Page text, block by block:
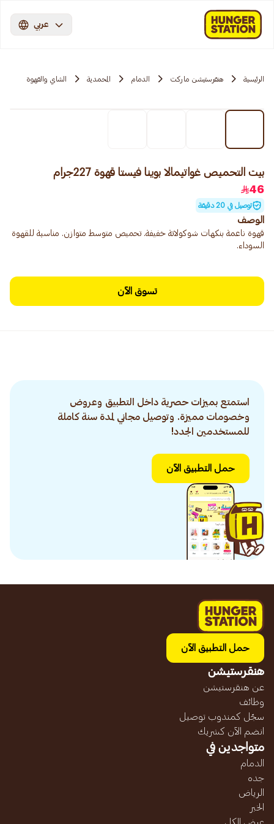
عربي
الرئيسية هنقرستيشن ماركت الدمام المحمدية الشاي والقهوة
بيت التحميص غواتيمالا بوينا فيستا قهوة 227جرام
46
توصيل في 20 دقيقة
الوصف
قهوة ناعمة بنكهات شوكولاتة خفيفة. تحميص متوسط متوازن. مناسبة للقهوة
السوداء.
تسوق الآن
استمتع بميزات حصرية داخل التطبيق وعروض
وخصومات مميزة. وتوصيل مجاني لمدة سنة كاملة
للمستخدمين الجدد!
حمل التطبيق الآن
حمل التطبيق الآن
هنقرستيشن
عن هنقرستيشن
وظائف
سجّل كمندوب توصيل
انضم الآن كشريك
متواجدين في
الدمام
جده
الرياض
الخبر